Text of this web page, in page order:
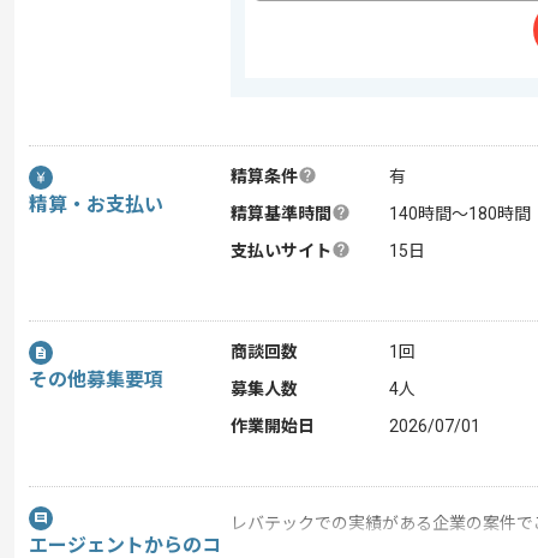
精算・お支払い
精算条件
有
精算基準時間
140時間〜180時間
支払いサイト
15日
その他募集要項
商談回数
1回
募集人数
4人
作業開始日
2026/07/01
エージェントからのコ
レバテックでの実績がある企業の案件